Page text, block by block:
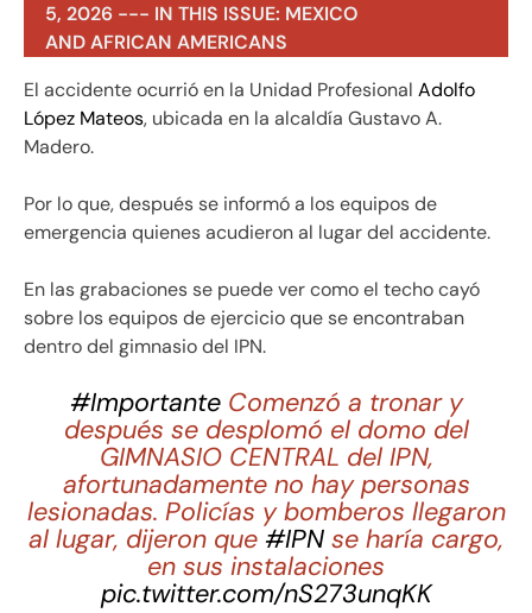
5, 2026 --- IN THIS ISSUE: MEXICO
AND AFRICAN AMERICANS
El accidente ocurrió en la Unidad Profesional Adolfo
López Mateos, ubicada en la alcaldía Gustavo A.
Madero.
Por lo que, después se informó a los equipos de
emergencia quienes acudieron al lugar del accidente.
En las grabaciones se puede ver como el techo cayó
sobre los equipos de ejercicio que se encontraban
dentro del gimnasio del IPN.
#ImportanteComenzó a tronar y
después se desplomó el domo del
GIMNASIO CENTRAL del IPN,
afortunadamente no hay personas
lesionadas. Policías y bomberos llegaron
al lugar, dijeron que #IPN se haría cargo,
en sus instalaciones
pic.twitter.com/nS273unqKK